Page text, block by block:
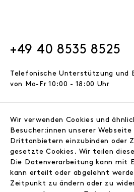
+49 40 8535 8525
Telefonische Unterstützung und
von Mo-Fr 10:00 - 18:00 Uhr
VERTRAG WIDERRUFEN
© 2026 FRAU HANSEN GmbH
Wir verwenden Cookies und
Besucher:innen unserer
Drittanbietern einzubinden oder
gesetzte Cookies. Wir teilen
Die Datenverarbeitung kann mit
kann erteilt oder abgelehnt
Zeitpunkt zu ändern oder zu